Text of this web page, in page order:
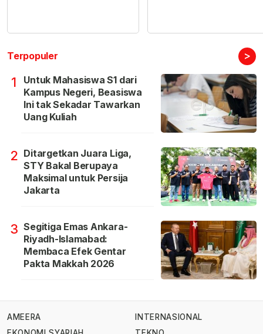
Terpopuler >
1
Untuk Mahasiswa S1 dari
Kampus Negeri, Beasiswa
Ini tak Sekadar Tawarkan
Uang Kuliah
2 Ditargetkan Juara Liga,
STY Bakal Berupaya
Maksimal untuk Persija
Jakarta
3 Segitiga Emas Ankara-
Riyadh-Islamabad:
Membaca Efek Gentar
Pakta Makkah 2026
AMEERA
INTERNASIONAL